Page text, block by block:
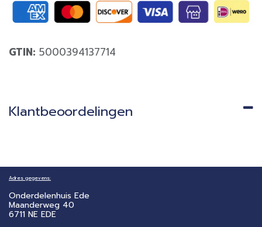
GTIN: 5000394137714
Klantbeoordelingen
Adres gegevens:
Onderdelenhuis Ede
Maanderweg 40
6711 NE EDE